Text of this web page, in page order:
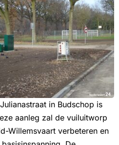
in Budschop is
aanleg zal de vuiluitworp
Willemsvaart verbeteren en